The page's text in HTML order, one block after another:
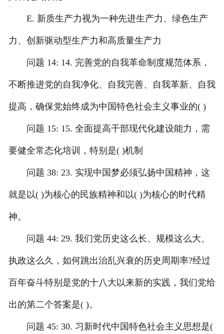
E. 新质生产力视为一种先进生产力、绿色生产
力、创新驱动型生产力和高质量生产力
问题 14: 14. 完善党的自我革命制度规范体系，
不断推进党的自我净化、自我完善、自我革新、自我
提高，确保党始终成为中国特色社会主义事业的( )
问题 15: 15. 全面提高干部现代化建设能力，需
要健全常态化培训，特别是( )机制
问题 38: 23. 实现中国梦必须弘扬中国精神，这
就是以( )为核心的民族精神和以( )为核心的时代精
神。
问题 44: 29. 我们党历史这么长、规模这么大、
执政这么久，如何跳出治乱兴衰的历史周期率?经过
百年奋斗特别是党的十八大以来新的实践，我们党给
出的第二个答案是( )。
问题 45: 30. 习新时代中国特色社会主义思想是(